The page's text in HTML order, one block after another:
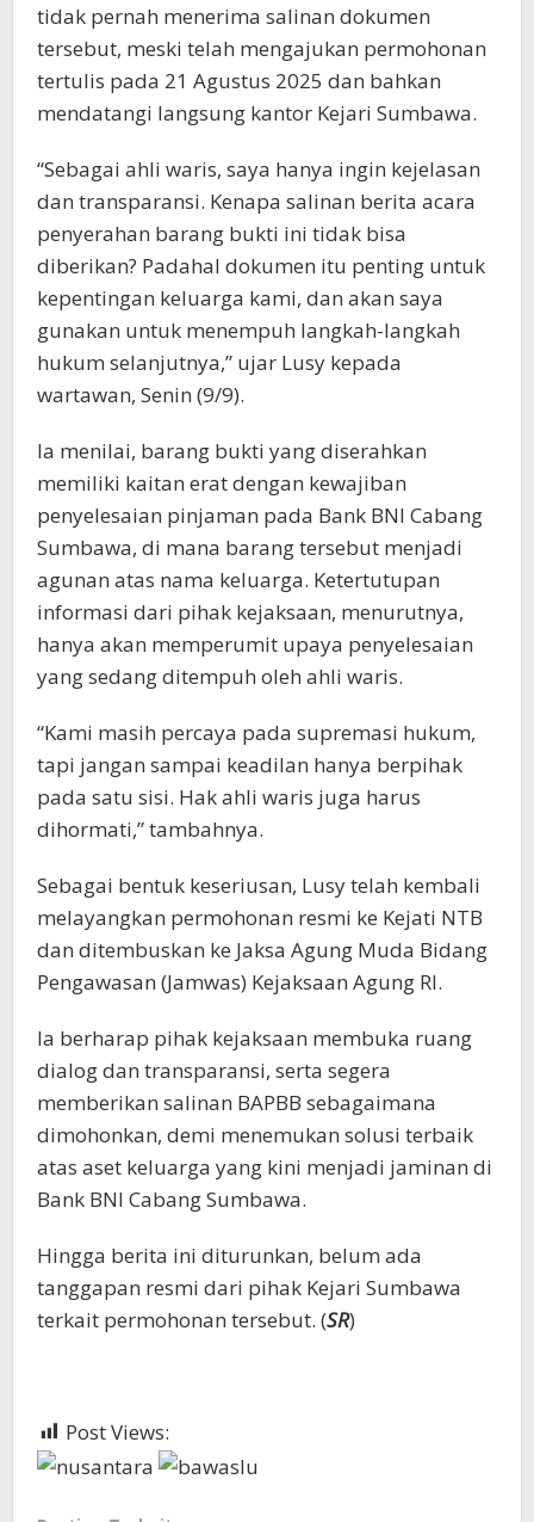
tidak pernah menerima salinan dokumen
tersebut, meski telah mengajukan permohonan
tertulis pada 21 Agustus 2025 dan bahkan
mendatangi langsung kantor Kejari Sumbawa.
“Sebagai ahli waris, saya hanya ingin kejelasan
dan transparansi. Kenapa salinan berita acara
penyerahan barang bukti ini tidak bisa
diberikan? Padahal dokumen itu penting untuk
kepentingan keluarga kami, dan akan saya
gunakan untuk menempuh langkah-langkah
hukum selanjutnya,” ujar Lusy kepada
wartawan, Senin (9/9).
Ia menilai, barang bukti yang diserahkan
memiliki kaitan erat dengan kewajiban
penyelesaian pinjaman pada Bank BNI Cabang
Sumbawa, di mana barang tersebut menjadi
agunan atas nama keluarga. Ketertutupan
informasi dari pihak kejaksaan, menurutnya,
hanya akan memperumit upaya penyelesaian
yang sedang ditempuh oleh ahli waris.
“Kami masih percaya pada supremasi hukum,
tapi jangan sampai keadilan hanya berpihak
pada satu sisi. Hak ahli waris juga harus
dihormati,” tambahnya.
Sebagai bentuk keseriusan, Lusy telah kembali
melayangkan permohonan resmi ke Kejati NTB
dan ditembuskan ke Jaksa Agung Muda Bidang
Pengawasan (Jamwas) Kejaksaan Agung RI.
Ia berharap pihak kejaksaan membuka ruang
dialog dan transparansi, serta segera
memberikan salinan BAPBB sebagaimana
dimohonkan, demi menemukan solusi terbaik
atas aset keluarga yang kini menjadi jaminan di
Bank BNI Cabang Sumbawa.
Hingga berita ini diturunkan, belum ada
tanggapan resmi dari pihak Kejari Sumbawa
terkait permohonan tersebut. (SR)
Post Views: